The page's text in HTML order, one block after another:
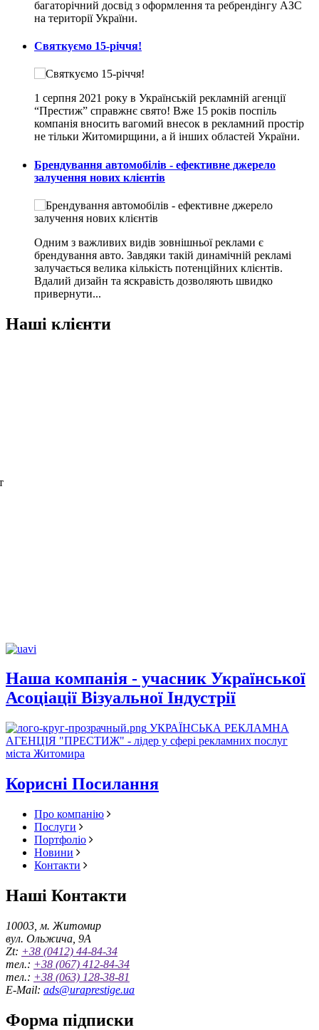
багаторічний досвід з оформлення та ребрендінгу АЗС
на території України.
Святкуємо 15-річчя!
1 серпня 2021 року в Українській рекламній агенції
“Престиж” справжнє свято! Вже 15 років поспіль
компанія вносить вагомий внесок в рекламний простір
не тільки Житомирщини, а й інших областей України.
Брендування автомобілів - ефективне джерело
залучення нових клієнтів
Одним з важливих видів зовнішньої реклами є
брендування авто. Завдяки такій динамічній рекламі
залучається велика кількість потенційних клієнтів.
Вдалий дизайн та яскравість дозволяють швидко
привернути...
Наші клієнти
Наша компанія - учасник Української
Асоціації Візуальної Індустрії
УКРАЇНСЬКА РЕКЛАМНА
АГЕНЦІЯ "ПРЕСТИЖ" - лідер у сфері рекламних послуг
міста Житомира
Корисні Посилання
Про компанію
Послуги
Портфоліо
Новини
Контакти
Наші Контакти
10003, м. Житомир
вул. Ольжича, 9А
Zt: +38 (0412) 44-84-34
тел.: +38 (067) 412-84-34
тел.: +38 (063) 128-38-81
E-Mail: ads@uraprestige.ua
Форма підписки